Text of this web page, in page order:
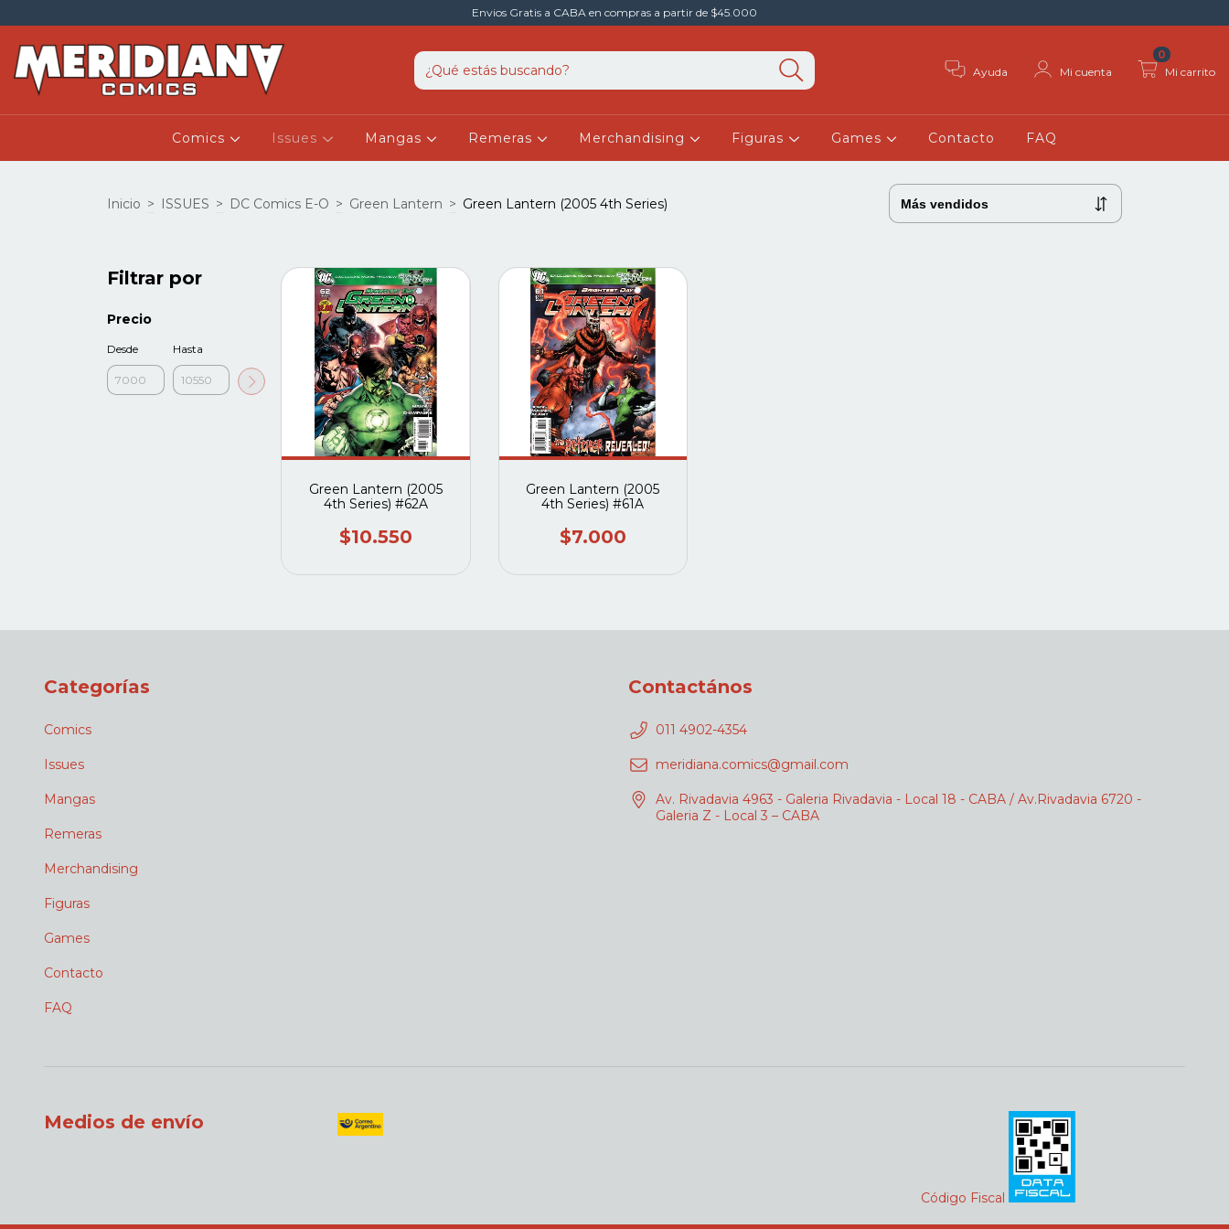
Envios Gratis a CABA en compras a partir de $45.000
Ayuda Mi cuenta Mi carrito
0
Comics Issues Mangas Remeras Merchandising Figuras Games Contacto FAQ
Inicio > ISSUES > DC Comics E-O > Green Lantern > Green Lantern (2005 4th Series)
Filtrar por
Precio
Desde Hasta
Green Lantern (2005
4th Series) #62A
$10.550
Green Lantern (2005
4th Series) #61A
$7.000
Categorías
Comics
Issues
Mangas
Remeras
Merchandising
Figuras
Games
Contacto
FAQ
Contactános
011 4902-4354
meridiana.comics@gmail.com
Av. Rivadavia 4963 - Galeria Rivadavia - Local 18 - CABA / Av.Rivadavia 6720 -
Galeria Z - Local 3 – CABA
Medios de envío
Código Fiscal